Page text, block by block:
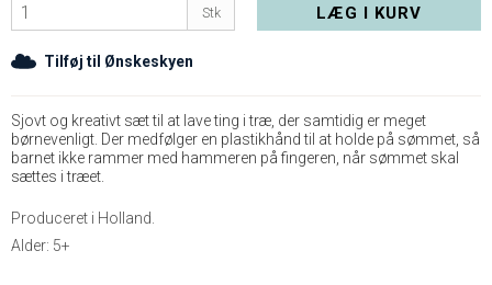
Stk LÆG I KURV
Tilføj til Ønskeskyen
Sjovt og kreativt sæt til at lave ting i træ, der samtidig er meget
børnevenligt. Der medfølger en plastikhånd til at holde på sømmet, så
barnet ikke rammer med hammeren på fingeren, når sømmet skal
sættes i træet.
Produceret i Holland.
Alder: 5+